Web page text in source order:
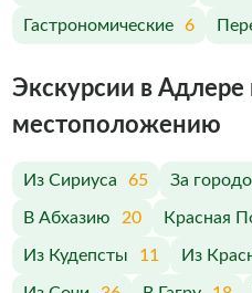
Гастрономические 6
Экскурсии в Адлере
меcтоположению
Из Сириуса 65 За
В Абхазию 20 Красная
Из Кудепсты 11 Из